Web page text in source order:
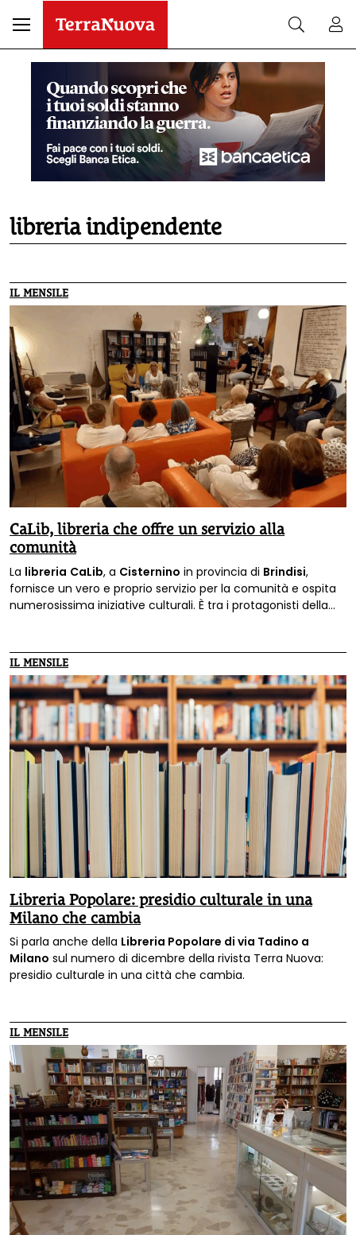
libreria indipendente
IL MENSILE
CaLib, libreria che offre un servizio alla
comunità
La libreria CaLib, a Cisternino in provincia di Brindisi,
fornisce un vero e proprio servizio per la comunità e ospita
numerosissima iniziative culturali. È tra i protagonisti della
IL MENSILE
Libreria Popolare: presidio culturale in una
Milano che cambia
Si parla anche della Libreria Popolare di via Tadino a
Milano sul numero di dicembre della rivista Terra Nuova:
presidio culturale in una città che cambia.
IL MENSILE